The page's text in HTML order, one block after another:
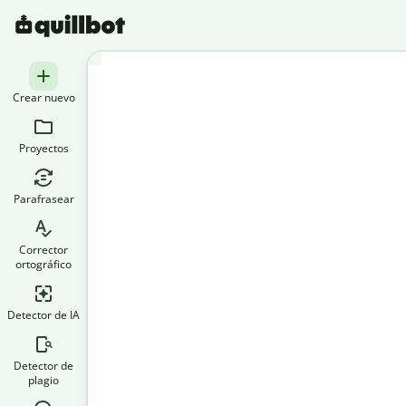
Crear nuevo
Proyectos
Parafrasear
Corrector
ortográfico
Detector de IA
Detector de
plagio